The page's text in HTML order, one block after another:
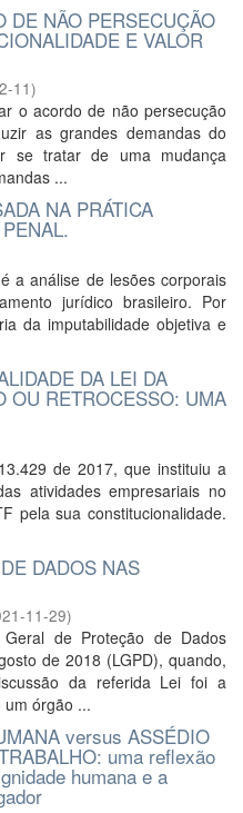
DE NÃO PERSECUÇÃO
E VALOR
11)
o acordo de não persecução
as grandes demandas do
se tratar de uma mudança
...
NA PRÁTICA
a análise de lesões corporais
jurídico brasileiro. Por
da imputabilidade objetiva e
DA LEI DA
OU RETROCESSO: UMA
de 2017, que instituiu a
atividades empresariais no
pela sua constitucionalidade.
DADOS NAS
11-29)
de Proteção de Dados
de 2018 (LGPD), quando,
da referida Lei foi a
um órgão ...
versus ASSÉDIO
uma reflexão
humana e a